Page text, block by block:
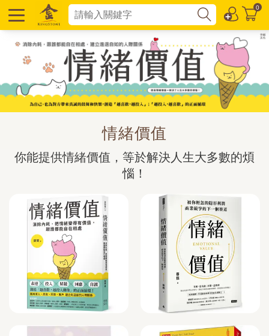
0
情緒價值
你能提供情緒價值，等於解決人生大多數的煩
惱！